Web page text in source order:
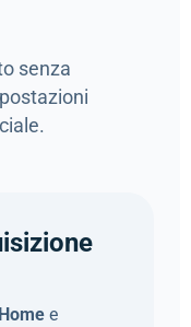
senza
Home e